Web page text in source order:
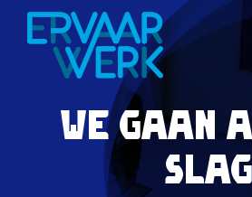
Skip
We gaan
slag